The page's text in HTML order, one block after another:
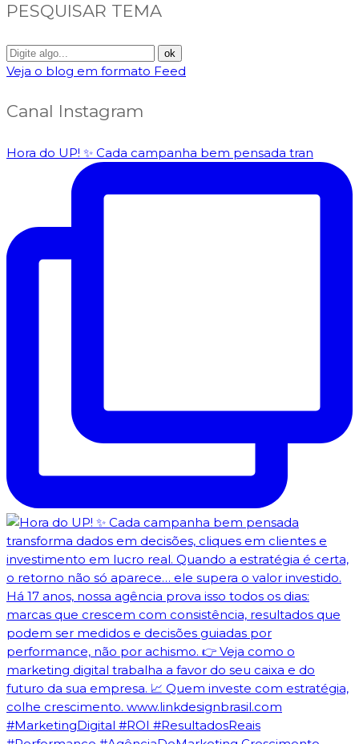
PESQUISAR TEMA
Veja o blog em formato Feed
Canal Instagram
Hora do UP! ✨️ Cada campanha bem pensada tran